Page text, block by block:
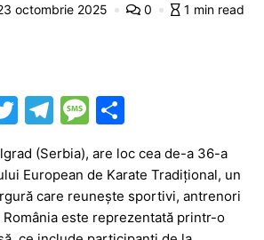
octombrie 2025 0 1 min read
T
w
itt
er
T
el
e
gr
a
M
s
s
a
ta
je
a
(Serbia), are loc cea de-a 36-a
European de Karate Tradițional, un
care reunește sportivi, antrenori
este reprezentată printr-o